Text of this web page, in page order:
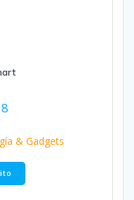
El
actual
$53.98.
& Gadgets